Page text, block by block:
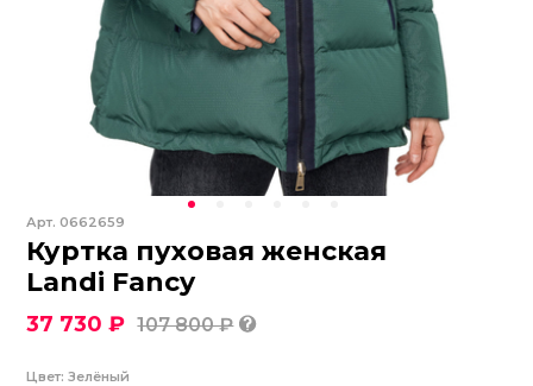
Арт.0662659
Куртка пуховая женская
Landi Fancy
37 730 ₽ 107 800 ₽
Цвет: Зелёный